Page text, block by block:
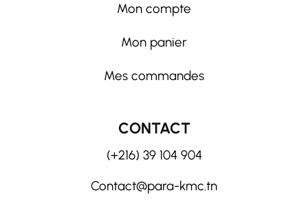
Mon compte
Mon panier
Mes commandes
CONTACT
(+216) 39 104 904
Contact@para-kmc.tn